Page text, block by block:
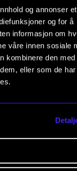
og annonser et
og for å
informasjon om
våre innen sosiale
kombinere den med
eller som de
og
med et av
og
din